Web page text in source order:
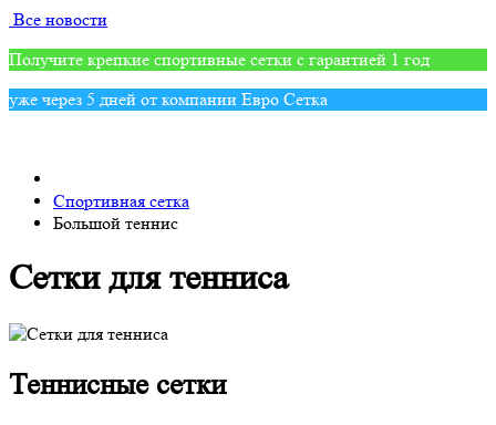
Все новости
Получите крепкие спортивные сетки с гарантией 1 год
уже через 5 дней от компании Евро Сетка
Спортивная сетка
Большой теннис
Сетки для тенниса
Теннисные сетки